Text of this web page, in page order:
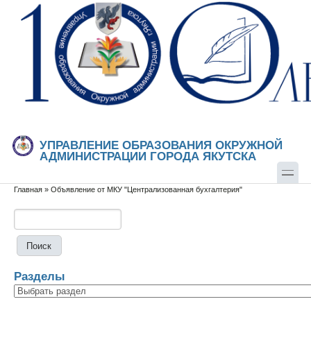
Перейти к основному содержанию
Skip to search
УПРАВЛЕНИЕ ОБРАЗОВАНИЯ ОКРУЖНОЙ
АДМИНИСТРАЦИИ ГОРОДА ЯКУТСКА
Вы здесь
Главная » Объявление от МКУ "Централизованная бухгалтерия"
Разделы